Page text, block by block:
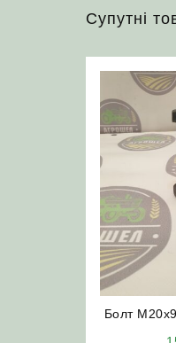
Супутні
Болт